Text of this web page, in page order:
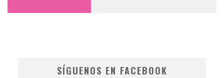
SÍGUENOS EN FACEBOOK